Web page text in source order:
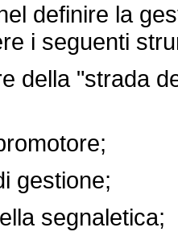
definire la
i seguenti
"strada
gestione;
segnaletica;